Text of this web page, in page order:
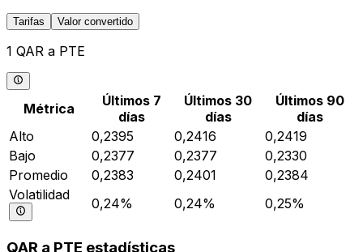
Tarifas Valor convertido
1 QAR a PTE
Métrica
Últimos 7
días
Últimos 30
días
Últimos 90
días
Alto
0,2395 0,2416
0,2419
Bajo
0,2377 0,2377
0,2330
Promedio
0,2383 0,2401
0,2384
Volatilidad
0,24% 0,24% 0,25%
QAR a PTE estadísticas